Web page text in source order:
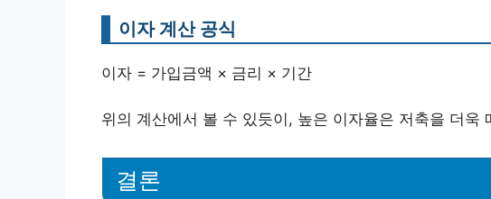
이자 계산 공식
이자 = 가입금액 × 금리 × 기간
위의 계산에서 볼 수 있듯이, 높은 이자율은 저축을 더욱
결론